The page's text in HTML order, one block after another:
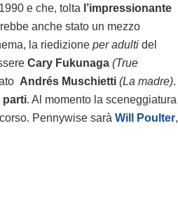
e che, tolta l’impressionante
anche stato un mezzo
la riedizione per adulti del
Cary Fukunaga (True
Andrés Muschietti (La madre).
parti. Al momento la sceneggiatura
Pennywise sarà Will Poulter,